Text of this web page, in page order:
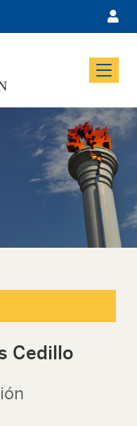
Menu
Cedillo